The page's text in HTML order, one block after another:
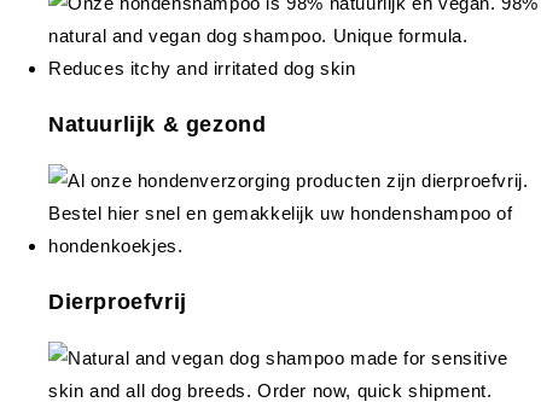
Natuurlijk & gezond
Dierproefvrij